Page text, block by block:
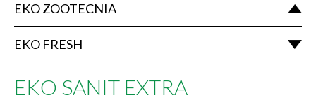
EKO ZOOTECNIA
EKO FRESH
EKO SANIT EXTRA